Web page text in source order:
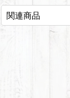
関連商品